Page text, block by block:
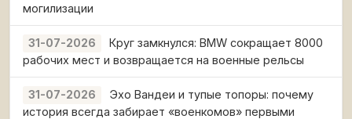
могилизации
31-07-2026
Круг замкнулся: BMW сокращает 8000
рабочих мест и возвращается на военные рельсы
31-07-2026
Эхо Вандеи и тупые топоры: почему
история всегда забирает «военкомов» первыми